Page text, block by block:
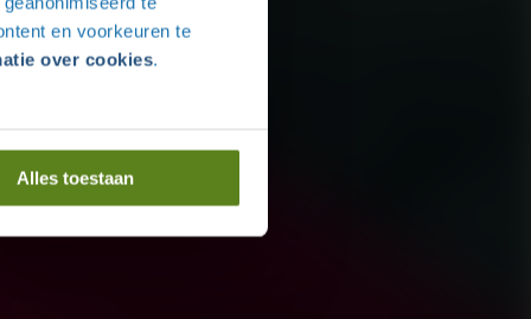
en voorkeuren te
over cookies.
Alles toestaan